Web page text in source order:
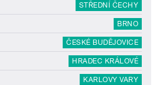
STŘEDNÍ ČECHY
BRNO
ČESKÉ BUDĚJOVICE
HRADEC KRÁLOVÉ
KARLOVY VARY